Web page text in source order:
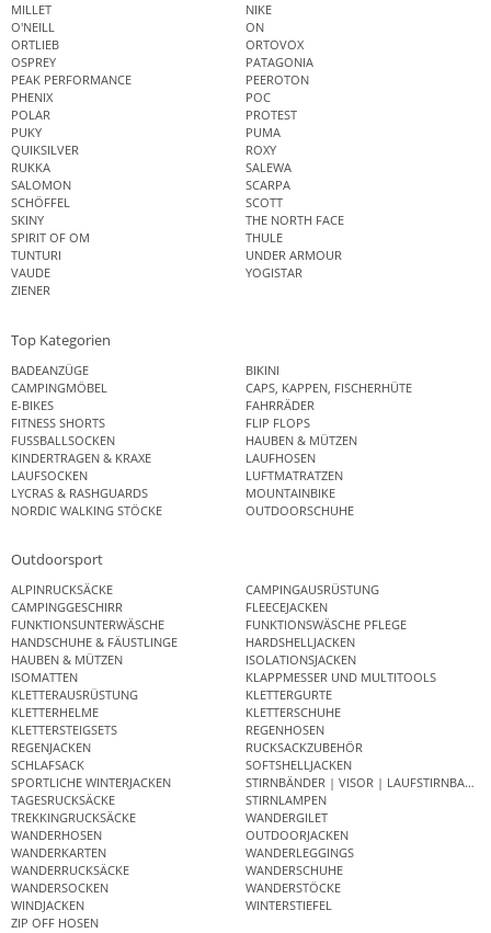
MILLET
NIKE
O'NEILL
ON
ORTLIEB
ORTOVOX
OSPREY
PATAGONIA
PEAK PERFORMANCE
PEEROTON
PHENIX
POC
POLAR
PROTEST
PUKY
PUMA
QUIKSILVER
ROXY
RUKKA
SALEWA
SALOMON
SCARPA
SCHÖFFEL
SCOTT
SKINY
THE NORTH FACE
SPIRIT OF OM
THULE
TUNTURI
UNDER ARMOUR
VAUDE
YOGISTAR
ZIENER
Top Kategorien
BADEANZÜGE
BIKINI
CAMPINGMÖBEL
CAPS, KAPPEN, FISCHERHÜTE
E-BIKES
FAHRRÄDER
FITNESS SHORTS
FLIP FLOPS
FUSSBALLSOCKEN
HAUBEN & MÜTZEN
KINDERTRAGEN & KRAXE
LAUFHOSEN
LAUFSOCKEN
LUFTMATRATZEN
LYCRAS & RASHGUARDS
MOUNTAINBIKE
NORDIC WALKING STÖCKE
OUTDOORSCHUHE
Outdoorsport
ALPINRUCKSÄCKE
CAMPINGAUSRÜSTUNG
CAMPINGGESCHIRR
FLEECEJACKEN
FUNKTIONSUNTERWÄSCHE
FUNKTIONSWÄSCHE PFLEGE
HANDSCHUHE & FÄUSTLINGE
HARDSHELLJACKEN
HAUBEN & MÜTZEN
ISOLATIONSJACKEN
ISOMATTEN
KLAPPMESSER UND MULTITOOLS
KLETTERAUSRÜSTUNG
KLETTERGURTE
KLETTERHELME
KLETTERSCHUHE
KLETTERSTEIGSETS
REGENHOSEN
REGENJACKEN
RUCKSACKZUBEHÖR
SCHLAFSACK
SOFTSHELLJACKEN
SPORTLICHE WINTERJACKEN
STIRNBÄNDER | VISOR | LAUFSTIRNBAND
TAGESRUCKSÄCKE
STIRNLAMPEN
TREKKINGRUCKSÄCKE
WANDERGILET
WANDERHOSEN
OUTDOORJACKEN
WANDERKARTEN
WANDERLEGGINGS
WANDERRUCKSÄCKE
WANDERSCHUHE
WANDERSOCKEN
WANDERSTÖCKE
WINDJACKEN
WINTERSTIEFEL
ZIP OFF HOSEN